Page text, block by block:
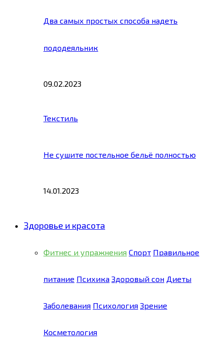
Два самых простых способа надеть
пододеяльник
09.02.2023
Текстиль
Не сушите постельное бельё полностью
14.01.2023
Здоровье и красота
Фитнес и упражнения Спорт Правильное
питание Психика Здоровый сон Диеты
Заболевания Психология Зрение
Косметология